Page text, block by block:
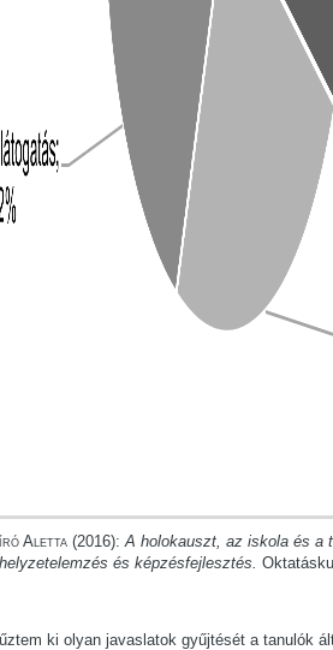
Aletta (2016): A holokauszt, az iskola és a
és képzésfejlesztés.
ki olyan javaslatok gyűjtését a tanulók